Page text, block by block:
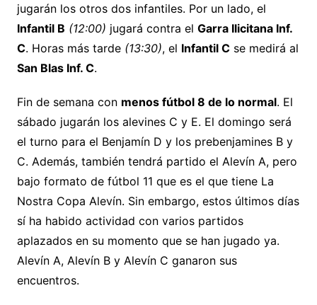
jugarán los otros dos infantiles. Por un lado, el
Infantil B (12:00) jugará contra el Garra Ilicitana Inf.
C. Horas más tarde (13:30), el Infantil Cse medirá al
San Blas Inf. C.
Fin de semana con menos fútbol 8 de lo normal. El
sábado jugarán los alevines C y E. El domingo será
el turno para el Benjamín D y los prebenjamines B y
C. Además, también tendrá partido el Alevín A, pero
bajo formato de fútbol 11 que es el que tiene La
Nostra Copa Alevín. Sin embargo, estos últimos días
sí ha habido actividad con varios partidos
aplazados en su momento que se han jugado ya.
Alevín A, Alevín B y Alevín C ganaron sus
encuentros.